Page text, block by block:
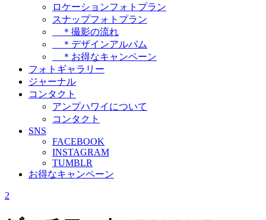
ロケーションフォトプラン
スナップフォトプラン
＊撮影の流れ
＊デザインアルバム
＊お得なキャンペーン
フォトギャラリー
ジャーナル
コンタクト
アンプハワイについて
コンタクト
SNS
FACEBOOK
INSTAGRAM
TUMBLR
お得なキャンペーン